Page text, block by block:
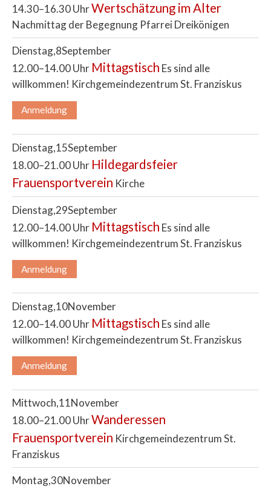
14.30–16.30 UhrWertschätzung im Alter
Nachmittag der Begegnung Pfarrei Dreikönigen
Dienstag 8September
12.00–14.00 Uhr Mittagstisch Es sind alle
willkommen! Kirchgemeindezentrum St. Franziskus
Anmeldung
Dienstag 15September
18.00–21.00 Uhr Hildegardsfeier
Frauensportverein Kirche
Dienstag 29September
12.00–14.00 Uhr Mittagstisch Es sind alle
willkommen! Kirchgemeindezentrum St. Franziskus
Anmeldung
Dienstag 10November
12.00–14.00 Uhr Mittagstisch Es sind alle
willkommen! Kirchgemeindezentrum St. Franziskus
Anmeldung
Mittwoch 11November
18.00–21.00 UhrWanderessen
Frauensportverein Kirchgemeindezentrum St.
Franziskus
Montag30November